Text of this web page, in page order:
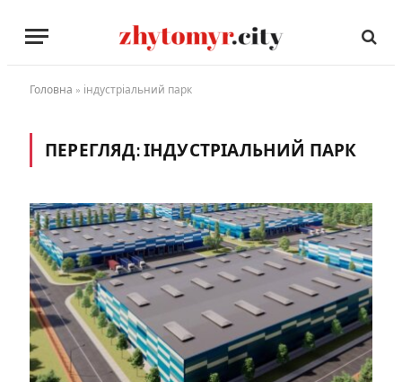
Головна » індустріальний парк
ПЕРЕГЛЯД:ІНДУСТРІАЛЬНИЙ ПАРК